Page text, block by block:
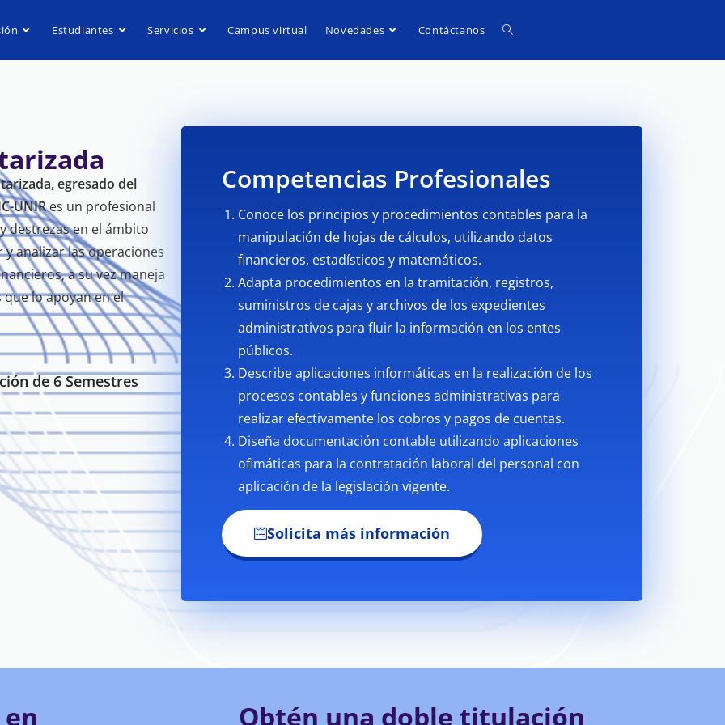
Estudiantes Servicios Campus virtual Novedades Contáctanos
egresado del
UNIRes un profesional
destrezas en el ámbito
analizar las operaciones
a su vez maneja
lo apoyan en el
de 6 Semestres
Competencias Profesionales
Conoce los principios y procedimientos contables para la
manipulación de hojas de cálculos, utilizando datos
financieros, estadísticos y matemáticos.
Adapta procedimientos en la tramitación, registros,
suministros de cajas y archivos de los expedientes
administrativos para fluir la información en los entes
públicos.
Describe aplicaciones informáticas en la realización de los
procesos contables y funciones administrativas para
realizar efectivamente los cobros y pagos de cuentas.
Diseña documentación contable utilizando aplicaciones
ofimáticas para la contratación laboral del personal con
aplicación de la legislación vigente.
Solicita más información
Obtén una doble titulación